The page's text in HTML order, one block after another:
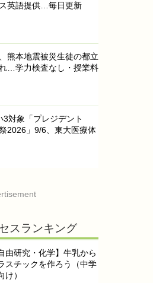
英語提供…毎日更新
熊本地震被災生徒の都立
…学力検査なし・授業料
3対象「プレジデント
2026」9/6、東大医療体
スランキング
由研究・化学】牛乳から
スチックを作ろう（中学
け）